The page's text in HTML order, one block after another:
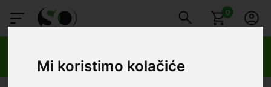
Mi koristimo kolačiće
0
Dostava u BOXNOW paketomate samo 0,99€